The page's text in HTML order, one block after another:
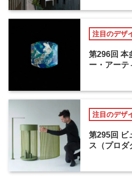
注目のデザ
第296回 本
ー・アーテ
注目のデザ
第295回 ビ
ス（プロダ